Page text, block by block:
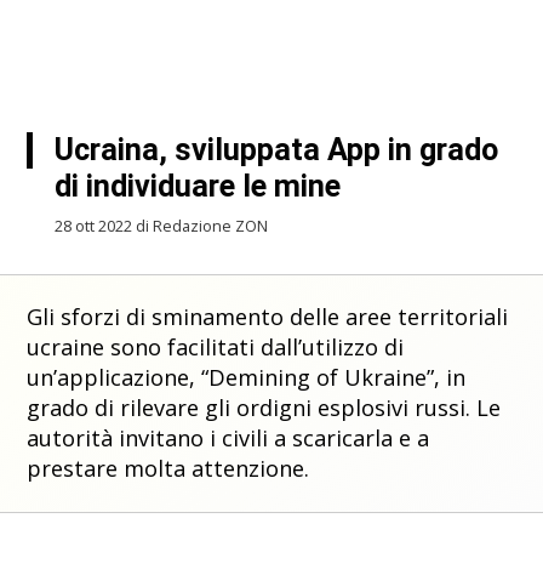
Ucraina, sviluppata App in grado
di individuare le mine
28 ott 2022 di Redazione ZON
Gli sforzi di sminamento delle aree territoriali
ucraine sono facilitati dall’utilizzo di
un’applicazione, “Demining of Ukraine”, in
grado di rilevare gli ordigni esplosivi russi. Le
autorità invitano i civili a scaricarla e a
prestare molta attenzione.